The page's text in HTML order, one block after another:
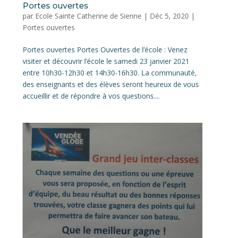
Portes ouvertes
par Ecole Sainte Catherine de Sienne | Déc 5, 2020 |
Portes ouvertes
Portes ouvertes Portes Ouvertes de l’école : Venez
visiter et découvrir l’école le samedi 23 janvier 2021
entre 10h30-12h30 et 14h30-16h30. La communauté,
des enseignants et des élèves seront heureux de vous
accueillir et de répondre à vos questions....